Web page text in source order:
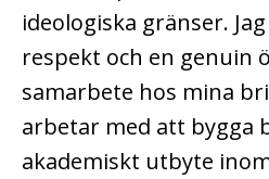
ideologiska gränser.
respekt och en genuin
samarbete hos mina
arbetar med att bygga
akademiskt utbyte